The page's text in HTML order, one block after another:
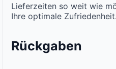
Lieferzeiten so weit wie
Ihre optimale Zufriedenheit.
Rückgaben